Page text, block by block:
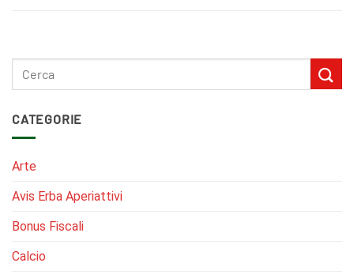
CATEGORIE
Arte
Avis Erba Aperiattivi
Bonus Fiscali
Calcio